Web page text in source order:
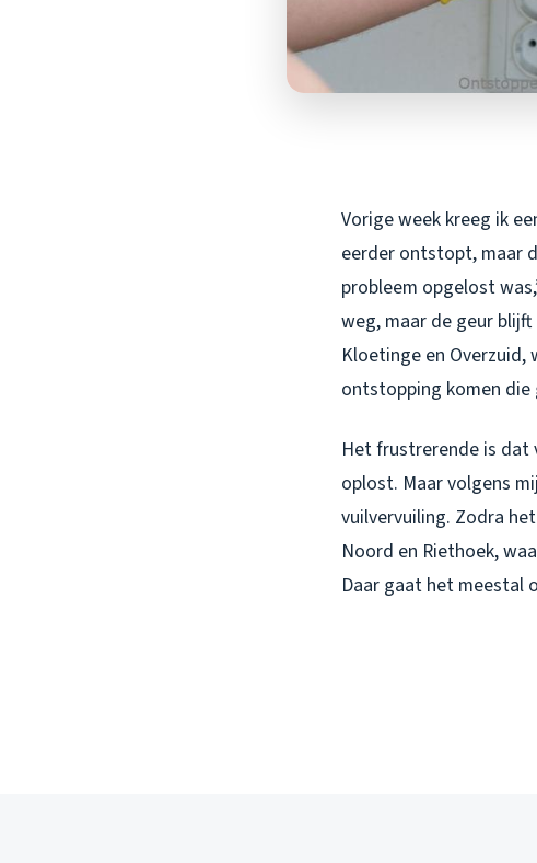
Vorige week kreeg ik
eerder ontstopt, maar
probleem opgelost
weg, maar de geur
Kloetinge en
ontstopping komen die
Het frustrerende is dat
oplost. Maar volgens
vuilvervuiling. Zodra
Noord en Riethoek,
Daar gaat het meestal